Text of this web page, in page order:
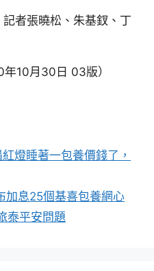
記者張曉松、朱基釵、丁
10月30日 03版）
燈睡著一包養價錢了，
加息25個基喜包養網心
泰平安問題